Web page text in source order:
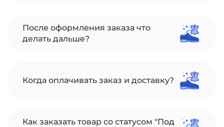
После оформления заказа что
делать дальше?
Когда оплачивать заказ и доставку?
Как заказать товар со статусом "Под